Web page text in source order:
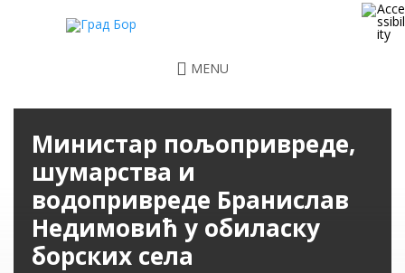
MENU
Министар пољопривреде,
шумарства и
водопривреде Бранислав
Недимовић у обиласку
борских села